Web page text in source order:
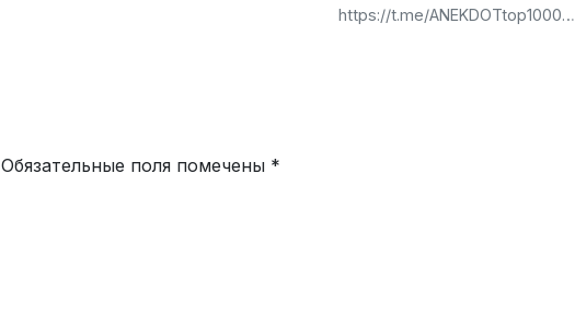
https://t.me/ANEKDOTtop1000…
Обязательные поля помечены *